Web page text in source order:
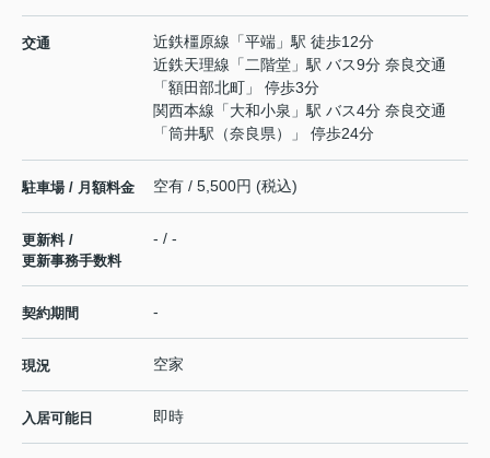
交通 近鉄橿原線 「平端 」駅 徒歩12分
近鉄天理線 「 二階堂 」駅 バス9分 奈良交通
「額田部北町」 停歩3分
関西本線 「大和小泉 」駅 バス4分 奈良交通
「筒井駅（奈良県）」 停歩24分
駐車場 / 月額料金 空有 / 5,500円 (税込)
更新料 /
更新事務手数料
- / -
契約期間 -
現況 空家
入居可能日 即時